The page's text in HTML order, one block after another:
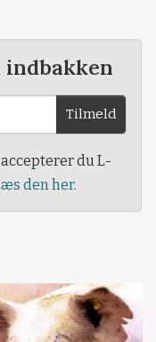
indbakken
Tilmeld
du L-
den her.